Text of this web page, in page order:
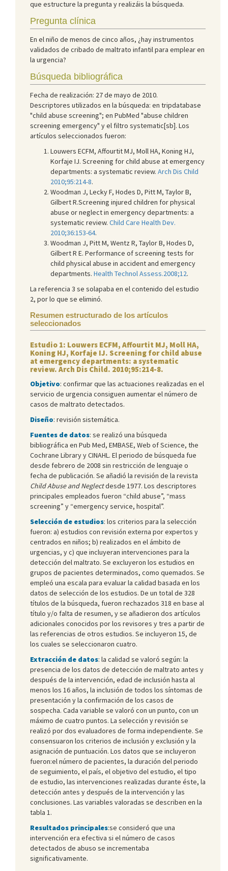
que estructure la pregunta y realizáis la búsqueda.
Pregunta clínica
En el niño de menos de cinco años, ¿hay instrumentos
validados de cribado de maltrato infantil para emplear en
la urgencia?
Búsqueda bibliográfica
Fecha de realización: 27 de mayo de 2010.
Descriptores utilizados en la búsqueda: en tripdatabase
"child abuse screening"; en PubMed "abuse children
screening emergency" y el filtro systematic[sb]. Los
artículos seleccionados fueron:
Louwers ECFM, Affourtit MJ, Moll HA, Koning HJ,
Korfaje IJ. Screening for child abuse at emergency
departments: a systematic review. Arch Dis Child
2010;95:214-8.
Woodman J, Lecky F, Hodes D, Pitt M, Taylor B,
Gilbert R.Screening injured children for physical
abuse or neglect in emergency departments: a
systematic review. Child Care Health Dev.
2010;36:153-64.
Woodman J, Pitt M, Wentz R, Taylor B, Hodes D,
Gilbert R E. Performance of screening tests for
child physical abuse in accident and emergency
departments. Health Technol Assess.2008;12.
La referencia 3 se solapaba en el contenido del estudio
2, por lo que se eliminó.
Resumen estructurado de los artículos
seleccionados
Estudio 1: Louwers ECFM, Affourtit MJ, Moll HA,
Koning HJ, Korfaje IJ. Screening for child abuse
at emergency departments: a systematic
review. Arch Dis Child. 2010;95:214-8.
Objetivo: confirmar que las actuaciones realizadas en el
servicio de urgencia consiguen aumentar el número de
casos de maltrato detectados.
Diseño: revisión sistemática.
Fuentes de datos: se realizó una búsqueda
bibliográfica en Pub Med, EMBASE, Web of Science, the
Cochrane Library y CINAHL. El periodo de búsqueda fue
desde febrero de 2008 sin restricción de lenguaje o
fecha de publicación. Se añadió la revisión de la revista
Child Abuse and Neglectdesde 1977. Los descriptores
principales empleados fueron “child abuse”, “mass
screening” y “emergency service, hospital”.
Selección de estudios: los criterios para la selección
fueron: a) estudios con revisión externa por expertos y
centrados en niños; b) realizados en el ámbito de
urgencias, y c) que incluyeran intervenciones para la
detección del maltrato. Se excluyeron los estudios en
grupos de pacientes determinados, como quemados. Se
empleó una escala para evaluar la calidad basada en los
datos de selección de los estudios. De un total de 328
títulos de la búsqueda, fueron rechazados 318 en base al
título y/o falta de resumen, y se añadieron dos artículos
adicionales conocidos por los revisores y tres a partir de
las referencias de otros estudios. Se incluyeron 15, de
los cuales se seleccionaron cuatro.
Extracción de datos: la calidad se valoró según: la
presencia de los datos de detección de maltrato antes y
después de la intervención, edad de inclusión hasta al
menos los 16 años, la inclusión de todos los síntomas de
presentación y la confirmación de los casos de
sospecha. Cada variable se valoró con un punto, con un
máximo de cuatro puntos. La selección y revisión se
realizó por dos evaluadores de forma independiente. Se
consensuaron los criterios de inclusión y exclusión y la
asignación de puntuación. Los datos que se incluyeron
fueron:el número de pacientes, la duración del periodo
de seguimiento, el país, el objetivo del estudio, el tipo
de estudio, las intervenciones realizadas durante éste, la
detección antes y después de la intervención y las
conclusiones. Las variables valoradas se describen en la
tabla 1.
Resultados principales:se consideró que una
intervención era efectiva si el número de casos
detectados de abuso se incrementaba
significativamente.